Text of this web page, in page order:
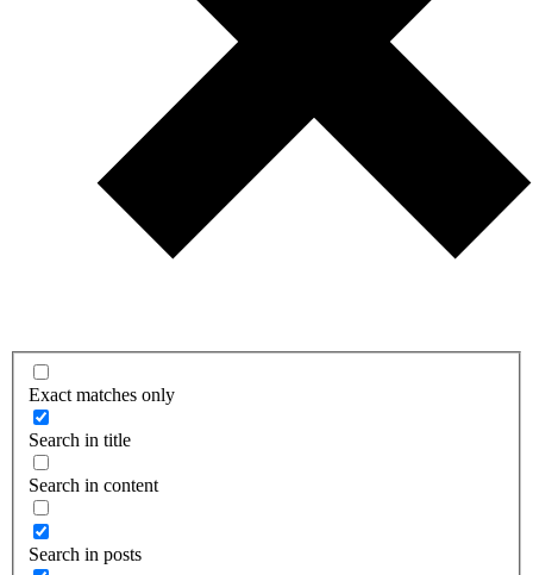
Exact matches only
Search in title
Search in content
Search in posts